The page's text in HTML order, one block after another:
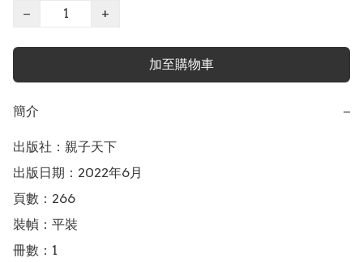
−
+
加至購物車
簡介 −
出版社：親子天下
出版日期：2022年6月
頁數：266
裝幀：平裝
冊數：1